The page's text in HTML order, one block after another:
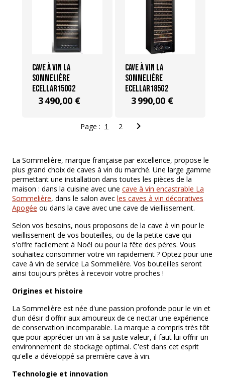
Cave à vin La
Sommelière
ECELLAR150G2
3 490,00 €
Cave à vin La
Sommelière
ECELLAR185G2
3 990,00 €
Page : 1 2 
La Sommelière, marque française par excellence, propose le
plus grand choix de caves à vin du marché. Une large gamme
permettant une installation dans toutes les pièces de la
maison : dans la cuisine avec une cave à vin encastrable La
Sommelière, dans le salon avec les caves à vin décoratives
Apogée ou dans la cave avec une cave de vieillissement.
Selon vos besoins, nous proposons de la cave à vin pour le
vieillissement de vos bouteilles, ou de la petite cave qui
s'offre facilement à Noël ou pour la fête des pères. Vous
souhaitez consommer votre vin rapidement ? Optez pour une
cave à vin de service La Sommelière. Vos bouteilles seront
ainsi toujours prêtes à recevoir votre proches !
Origines et histoire
La Sommelière est née d'une passion profonde pour le vin et
d'un désir d'offrir aux amoureux de ce nectar une expérience
de conservation incomparable. La marque a compris très tôt
que pour apprécier un vin à sa juste valeur, il faut lui offrir un
environnement de stockage optimal. C'est dans cet esprit
qu'elle a développé sa première cave à vin.
Technologie et innovation